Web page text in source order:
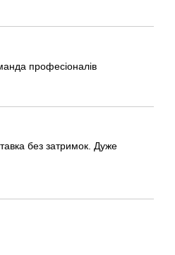
професіоналів
без затримок. Дуже